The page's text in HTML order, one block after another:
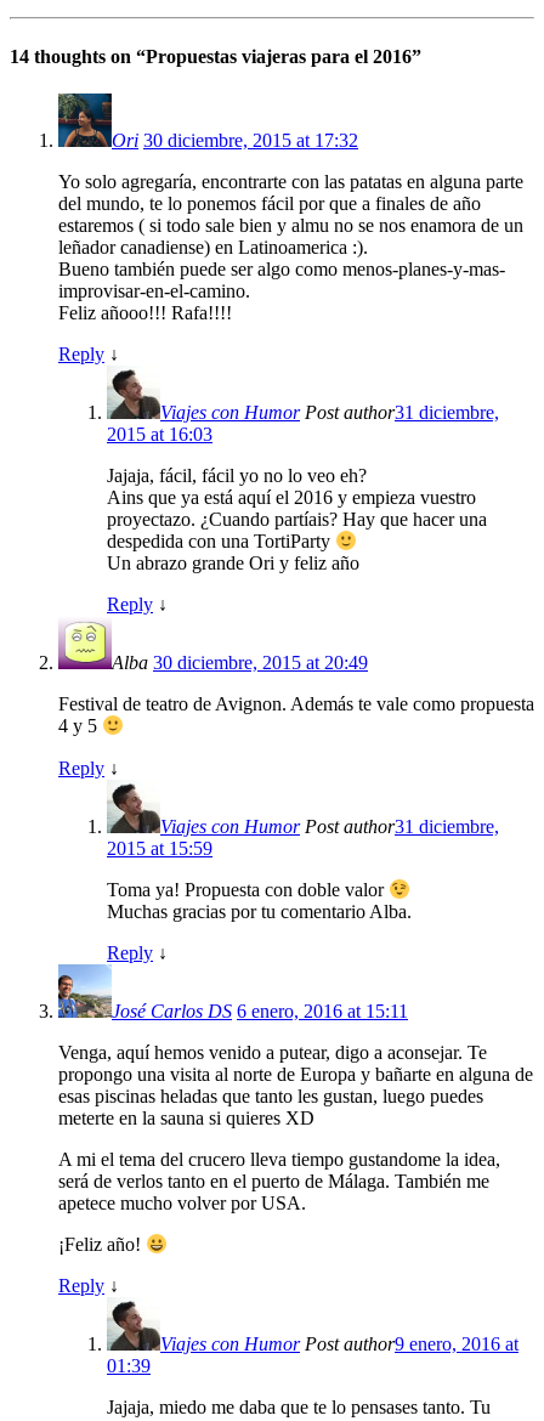
14 thoughts on “Propuestas viajeras para el 2016”
Ori 30 diciembre, 2015 at 17:32
Yo solo agregaría, encontrarte con las patatas en alguna parte
del mundo, te lo ponemos fácil por que a finales de año
estaremos ( si todo sale bien y almu no se nos enamora de un
leñador canadiense) en Latinoamerica :).
Bueno también puede ser algo como menos-planes-y-mas-
improvisar-en-el-camino.
Feliz añooo!!! Rafa!!!!
Reply ↓
Viajes con Humor Post author31 diciembre,
2015 at 16:03
Jajaja, fácil, fácil yo no lo veo eh?
Ains que ya está aquí el 2016 y empieza vuestro
proyectazo. ¿Cuando partíais? Hay que hacer una
despedida con una TortiParty
Un abrazo grande Ori y feliz año
Reply ↓
Alba 30 diciembre, 2015 at 20:49
Festival de teatro de Avignon. Además te vale como propuesta
4 y 5
Reply ↓
Viajes con Humor Post author31 diciembre,
2015 at 15:59
Toma ya! Propuesta con doble valor
Muchas gracias por tu comentario Alba.
Reply ↓
José Carlos DS 6 enero, 2016 at 15:11
Venga, aquí hemos venido a putear, digo a aconsejar. Te
propongo una visita al norte de Europa y bañarte en alguna de
esas piscinas heladas que tanto les gustan, luego puedes
meterte en la sauna si quieres XD
A mi el tema del crucero lleva tiempo gustandome la idea,
será de verlos tanto en el puerto de Málaga. También me
apetece mucho volver por USA.
¡Feliz año!
Reply ↓
Viajes con Humor Post author9 enero, 2016 at
01:39
Jajaja, miedo me daba que te lo pensases tanto. Tu